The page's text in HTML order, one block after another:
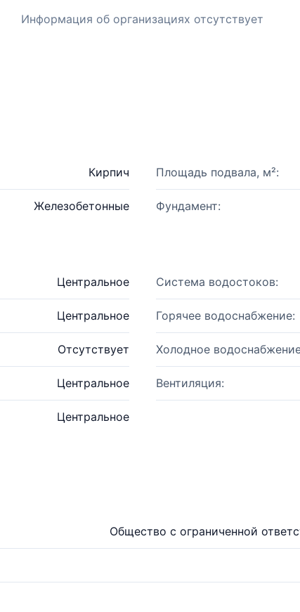
Информация об организациях отсутствует
Кирпич Площадь подвала, м²:
Железобетонные Фундамент:
Центральное Система водостоков:
Центральное Горячее водоснабжение:
Отсутствует Холодное
Центральное Вентиляция:
Центральное
Общество с ограниченной